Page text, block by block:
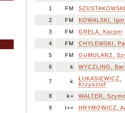
1 FM
2
FM
KOWALSKI, Igor
3
FM
GRELA, Kacper
4
FM
CHYLEWSKI,
5
FM
GUMULARZ,
6
k WYCZLING,
7 k
ŁUKASIEWICZ,
Krzysztof
8
k+
WALTER,
9
I++
HRYMOWICZ,